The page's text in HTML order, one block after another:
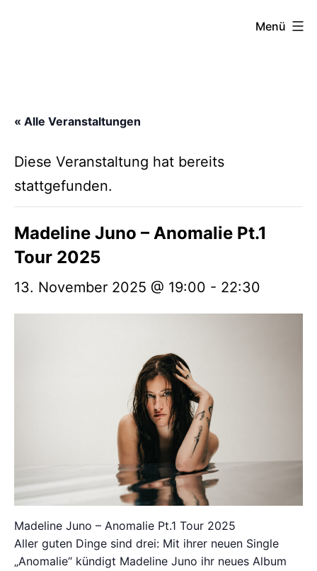
Menü
« Alle Veranstaltungen
Diese Veranstaltung hat bereits
stattgefunden.
Madeline Juno – Anomalie Pt.1
Tour 2025
13. November 2025 @ 19:00 - 22:30
Madeline Juno – Anomalie Pt.1 Tour 2025
Aller guten Dinge sind drei: Mit ihrer neuen Single
„Anomalie“ kündigt Madeline Juno ihr neues Album